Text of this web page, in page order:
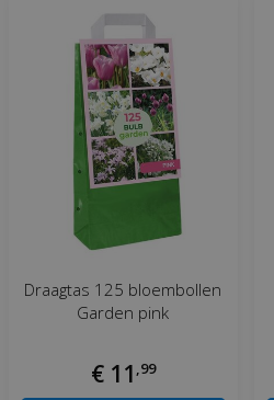
Draagtas 125 bloembollen
Garden pink
€ 11 99